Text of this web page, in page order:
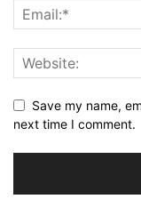
Save my name,
next time I comment.